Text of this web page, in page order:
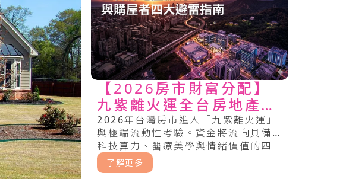
【2026房市財富分配】
九紫離火運全台房地產板
塊與購屋者四大避雷指南
2026年台灣房市進入「九紫離火運」
與極端流動性考驗。資金將流向具備
科技算力、醫療美學與情緒價值的四
大地理板塊；購屋者須防禦建商斷
鏈、銀行緊縮與綠色通膨風險。.....
了解更多